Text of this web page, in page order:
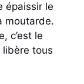
épaissir le
moutarde.
c’est le
libère tous